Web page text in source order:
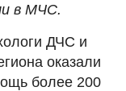
в МЧС.
ДЧС и
оказали
более 200